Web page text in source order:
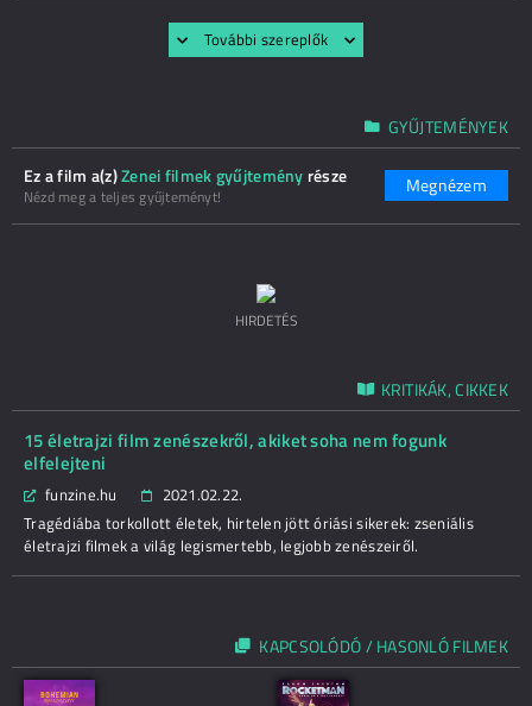
További szereplők
GYŰJTEMÉNYEK
Ez a film a(z)Zenei filmek gyűjtemény része
Nézd meg a teljes gyűjteményt! Megnézem
HIRDETÉS
KRITIKÁK, CIKKEK
15 életrajzi film zenészekről, akiket soha nem fogunk
elfelejteni
funzine.hu
2021.02.22.
Tragédiába torkollott életek, hirtelen jött óriási sikerek: zseniális
életrajzi filmek a világ legismertebb, legjobb zenészeiről.
KAPCSOLÓDÓ / HASONLÓ FILMEK